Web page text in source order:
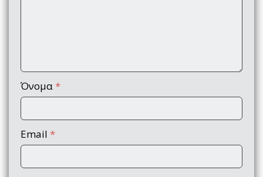
Όνομα *
Email *